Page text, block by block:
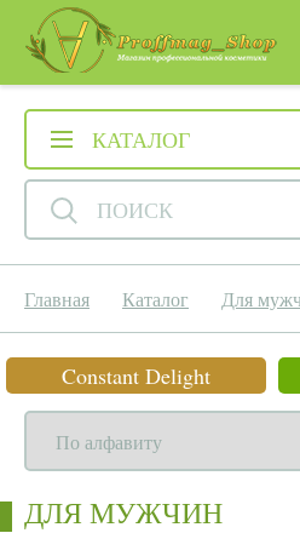
КАТАЛОГ
ПОИСК
Главная Каталог Для
Constant Delight
ДЛЯ МУЖЧИН